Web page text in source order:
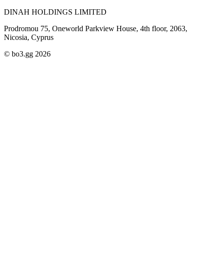
DINAH HOLDINGS LIMITED
Prodromou 75, Oneworld Parkview House, 4th floor, 2063,
Nicosia, Cyprus
© bo3.gg 2026